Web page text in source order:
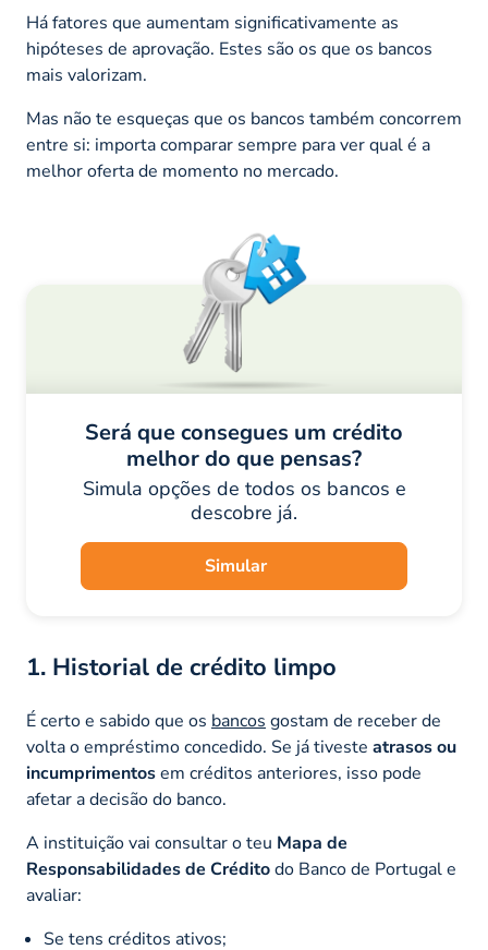
Há fatores que aumentam significativamente as
hipóteses de aprovação. Estes são os que os bancos
mais valorizam.
Mas não te esqueças que os bancos também concorrem
entre si: importa comparar sempre para ver qual é a
melhor oferta de momento no mercado.
Será que consegues um crédito
melhor do que pensas?
Simula opções de todos os bancos e
descobre já.
Simular
1. Historial de crédito limpo
É certo e sabido que os bancos gostam de receber de
volta o empréstimo concedido. Se já tiveste atrasos ou
incumprimentosem créditos anteriores, isso pode
afetar a decisão do banco.
A instituição vai consultar o teu Mapa de
Responsabilidades de Créditodo Banco de Portugal e
avaliar:
Se tens créditos ativos;